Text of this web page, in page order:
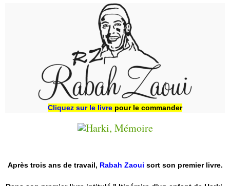
Cliquez sur le livre pour le commander
Après trois ans de travail, Rabah Zaoui sort son premier livre.